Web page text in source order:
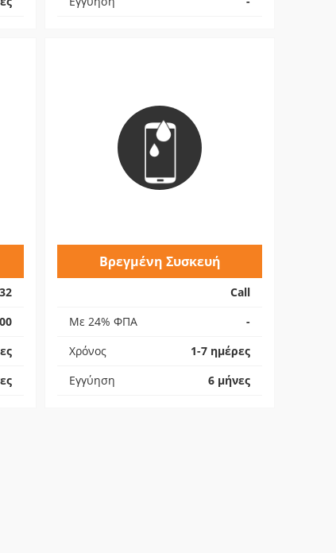
Βρεγμένη Συσκευή
Call
Με 24% ΦΠΑ
-
Χρόνος
1-7 ημέρες
Εγγύηση
6 μήνες